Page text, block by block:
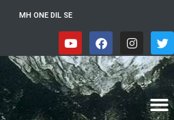
MH ONE DIL SE